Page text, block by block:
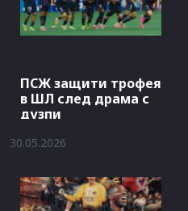
ПСЖ защити трофея
в ШЛ след драма с
дузпи
30.05.2026